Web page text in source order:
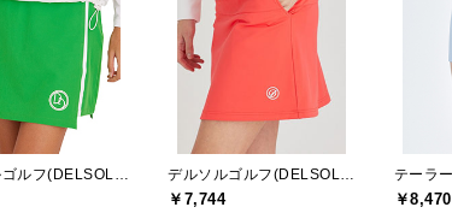
￥7,744 ￥8,470